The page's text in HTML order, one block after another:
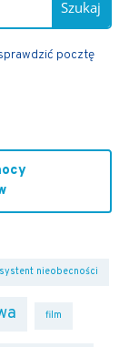
Szukaj
pocztę
nieobecności
film